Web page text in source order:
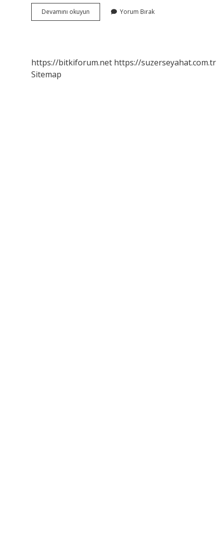
Devamını okuyun Protesto
Eden
Yorum Bırak
https://bitkiforum.net https://suzerseyahat.com.tr
Sitemap